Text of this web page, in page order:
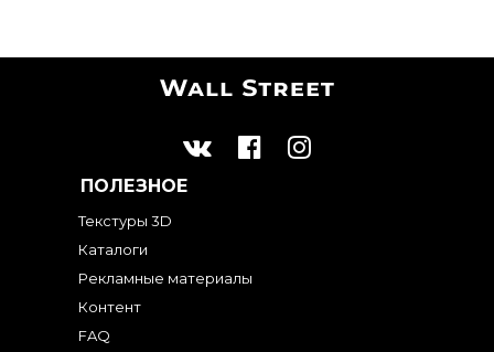
ПОЛЕЗНОЕ
Текстуры 3D
Каталоги
Рекламные материалы
Контент
FAQ